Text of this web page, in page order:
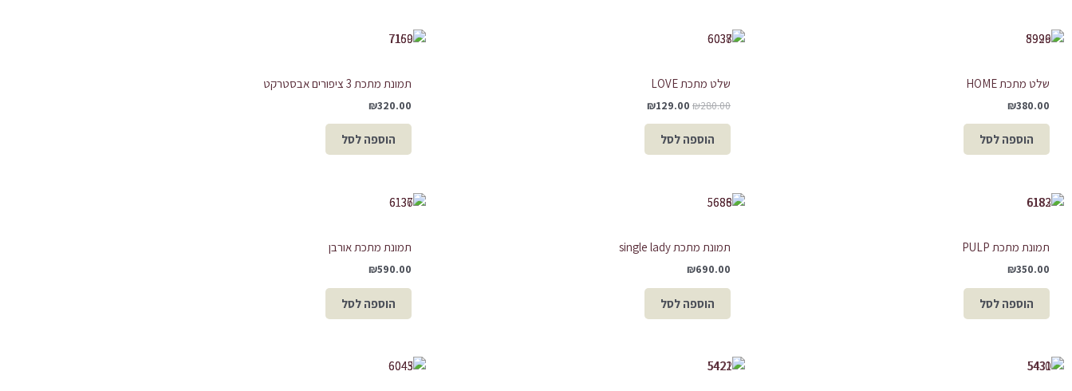
שלט מתכת HOME
₪380.00
הוספה לסל
שלט מתכת LOVE
₪280.00
₪129.00
הוספה לסל
תמונת מתכת 3 ציפורים אבסטרקט
₪320.00
הוספה לסל
תמונת מתכת PULP
₪350.00
הוספה לסל
תמונת מתכת single lady
₪690.00
הוספה לסל
תמונת מתכת אורבן
₪590.00
הוספה לסל